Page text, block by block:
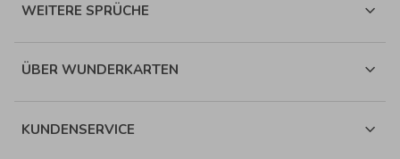
WEITERE SPRÜCHE
ÜBER WUNDERKARTEN
KUNDENSERVICE